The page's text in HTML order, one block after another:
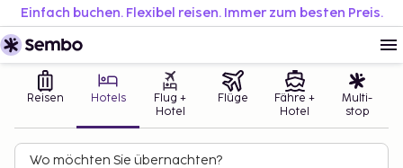
Einfach buchen. Flexibel reisen. Immer zum besten Preis.
Reisen Hotels
Flug +
Hotel
Flüge
Fähre +
Hotel
Multi-
stop
Wo möchten Sie übernachten?